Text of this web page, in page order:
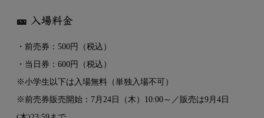
🎫 入場料金
・前売券：500円（税込）
・当日券：600円（税込）
※小学生以下は入場無料（単独入場不可）
※前売券販売開始：7月24日（木）10:00～／販売は9月4日